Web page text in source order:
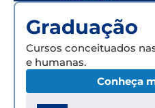
Graduação
Cursos conceituados
e humanas.
Conheça